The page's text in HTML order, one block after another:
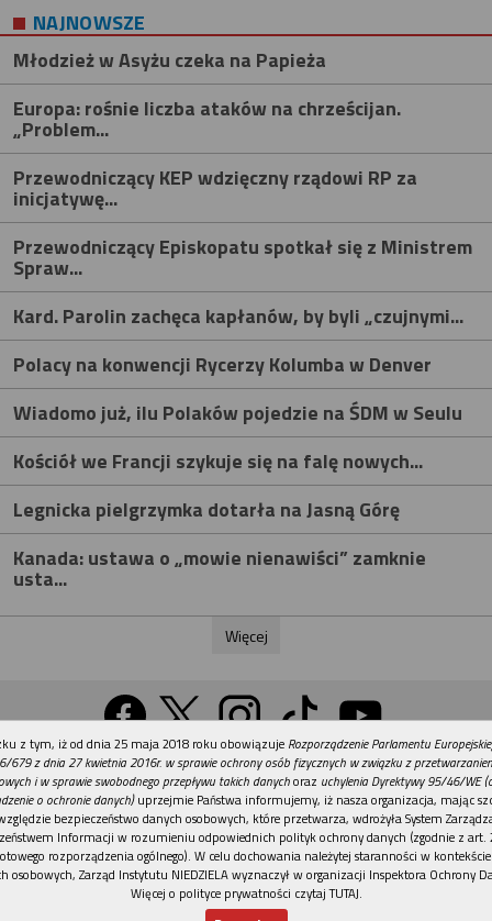
NAJNOWSZE
Młodzież w Asyżu czeka na Papieża
Europa: rośnie liczba ataków na chrześcijan.
„Problem...
Przewodniczący KEP wdzięczny rządowi RP za
inicjatywę...
Przewodniczący Episkopatu spotkał się z Ministrem
Spraw...
Kard. Parolin zachęca kapłanów, by byli „czujnymi...
Polacy na konwencji Rycerzy Kolumba w Denver
Wiadomo już, ilu Polaków pojedzie na ŚDM w Seulu
Kościół we Francji szykuje się na falę nowych...
Legnicka pielgrzymka dotarła na Jasną Górę
Kanada: ustawa o „mowie nienawiści” zamknie
usta...
Więcej
Wersja na komputer
Działy Tematy Kontakt Reklama
Patronaty
Polityka prywatności
REKLAMA
z tym, iż od dnia 25 maja 2018 roku obowiązuje Rozporządzenie Parlamentu
679 z dnia 27 kwietnia 2016r. w sprawie ochrony osób fizycznych w związku z
i w sprawie swobodnego przepływu takich danychoraz uchylenia Dyrektywy 95/46/WE
o ochronie danych)uprzejmie Państwa informujemy, iż nasza organizacja, mając
bezpieczeństwo danych osobowych, które przetwarza, wdrożyła System
Informacji w rozumieniu odpowiednich polityk ochrony danych (zgodnie z art.
rozporządzenia ogólnego). W celu dochowania należytej staranności w
osobowych, Zarząd Instytutu NIEDZIELA wyznaczył w organizacji Inspektora Ochrony
Więcej o polityce prywatności czytaj TUTAJ.